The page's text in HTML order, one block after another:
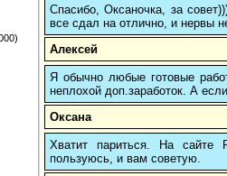
Спасибо, Оксаночка, за
все сдал на отлично, и нервы
Алексей
Я обычно любые готовые
неплохой доп.заработок. А
Оксана
Хватит париться. На
пользуюсь, и вам советую.